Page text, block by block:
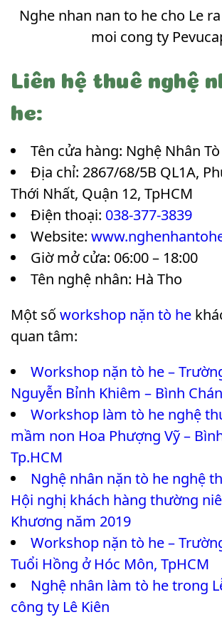
Nghe nhan nan to he cho Le
moi cong ty
Liên hệ thuê nghệ
he:
Tên cửa hàng: Nghệ Nhân Tò
Địa chỉ: 2867/68/5B QL1A,
Thới Nhất, Quận 12, TpHCM
Điện thoại: 038-377-3839
Website:
Giờ mở cửa: 06:00 – 18:00
Tên nghệ nhân: Hà Tho
Một sốworkshop nặn tò he
quan tâm:
Workshop nặn tò he –
Nguyễn Bỉnh Khiêm – Bình
Workshop làm tò he nghệ
mầm non Hoa Phượng Vỹ –
Tp.HCM
Nghệ nhân nặn tò he nghệ
Hội nghị khách hàng thường
Khương năm 2019
Workshop nặn tò he –
Tuổi Hồng ở Hóc Môn, TpHCM
Nghệ nhân làm tò he trong
công ty Lê Kiên